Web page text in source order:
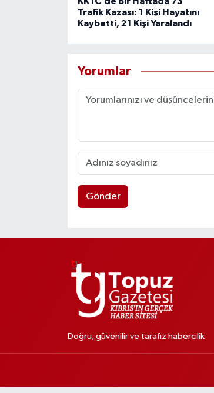
Trafik Kazası: 1 Kişi Hayatını
Kaybetti, 21 Kişi Yaralandı
Yorumlar
Gönder
Doğru, güvenilir ve tarafız habercilik